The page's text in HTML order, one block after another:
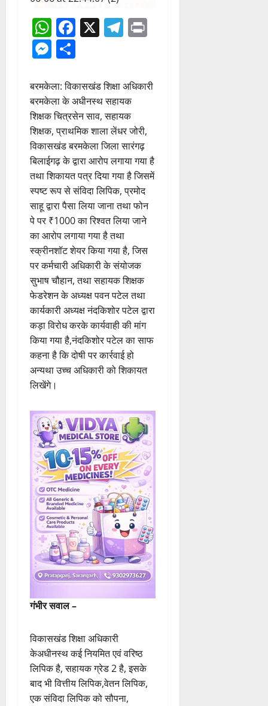
WhatsApp
Facebook
X Telegram
Messenger
बरमकेला: विकासखंड शिक्षा अधिकारी
बरमकेला के अधीनस्थ सहायक
शिक्षक चित्रसेन साव, सहायक
शिक्षक, प्राथमिक शाला लेंधर जोरी,
विकासखंड बरमकेला जिला सारंगढ़
बिलाईगढ़ के द्वारा आरोप लगाया गया है
तथा शिकायत पत्र दिया गया है जिसमें
स्पष्ट रूप से संविदा लिपिक, प्रमोद
साहू द्वारा पैसा लिया जाना तथा फोन
पे पर ₹1000 का रिश्वत लिया जाने
का आरोप लगाया गया है तथा
स्क्रीनशॉट शेयर किया गया है, जिस
पर कर्मचारी अधिकारी के संयोजक
सुभाष चौहान, तथा सहायक शिक्षक
फेडरेशन के अध्यक्ष पवन पटेल तथा
कार्यकारी अध्यक्ष नंदकिशोर पटेल द्वारा
कड़ा विरोध करके कार्यवाही की मांग
किया गया है,नंदकिशोर पटेल का साफ
कहना है कि दोषी पर कार्रवाई हो
अन्यथा उच्च अधिकारी को शिकायत
लिखेंगे।
गंभीर सवाल –
विकासखंड शिक्षा अधिकारी
केअधीनस्थ कई नियमित एवं वरिष्ठ
लिपिक है, सहायक ग्रेड 2 है, इसके
बाद भी वित्तीय लिपिक,वेतन लिपिक,
एक संविदा लिपिक को सौपना,